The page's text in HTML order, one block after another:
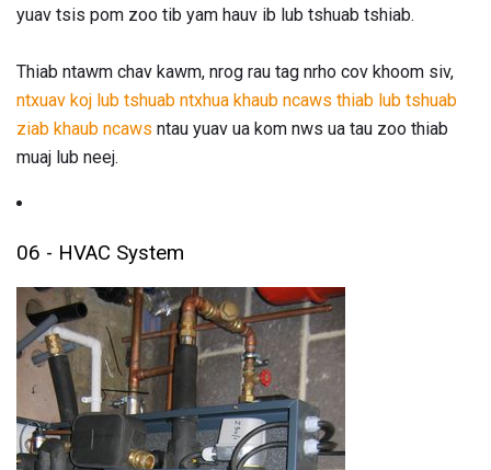
yuav tsis pom zoo tib yam hauv ib lub tshuab tshiab.
Thiab ntawm chav kawm, nrog rau tag nrho cov khoom siv,
ntxuav koj lub tshuab ntxhua khaub ncaws thiab lub tshuab
ziab khaub ncaws ntau yuav ua kom nws ua tau zoo thiab
muaj lub neej.
06 - HVAC System